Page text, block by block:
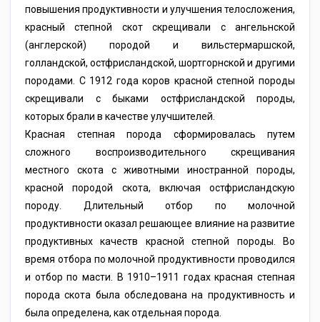
повышения продуктивности и улучшения телосложения,
красный степной скот скрещивали с ангельнской
(англерской) породой и вильстермаршской,
голландской, остфрисландской, шортгорнской и другими
породами. С 1912 года коров красной степной породы
скрещивали с быками остфрисландской породы,
которых брали в качестве улучшителей.
Красная степная порода сформировалась путем
сложного воспроизводительного скрещивания
местного скота с животными иностранной породы,
красной породой скота, включая остфрисландскую
породу. Длительный отбор по молочной
продуктивности оказал решающее влияние на развитие
продуктивных качеств красной степной породы. Во
время отбора по молочной продуктивности проводился
и отбор по масти. В 1910–1911 годах красная степная
порода скота была обследована на продуктивность и
была определена, как отдельная порода.